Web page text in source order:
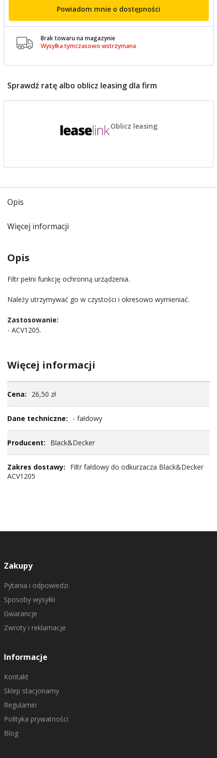
Powiadom mnie o dostępności

Brak towaru na magazynie
Wysyłka tymczasowo wstrzymana
Sprawdź ratę albo oblicz leasing dla firm
Oblicz leasing
Opis
Więcej informacji
Opis
Filtr pełni funkcję ochronną urządzenia.
Należy utrzymywać go w czystości i okresowo wymieniać.
Zastosowanie:
- ACV1205.
Więcej informacji
informacji26,50 zł
- fałdowy
Black&Decker
Filtr fałdowy do odkurzacza Black&Decker
ACV1205
Zakupy
Pytania i odpowiedzi
Sposoby wysyłki
Gwarancje
Zwroty i reklamacje
Informacje
Kontakt
Sklep stacjonarny
Regulamin
Polityka prywatności
Blog